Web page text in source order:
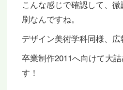
こんな感じで確認して、
刷なんですね。
デザイン美術学科同様、広
卒業制作2011へ向けて大
す！